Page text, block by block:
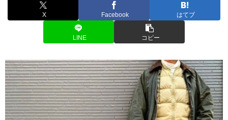
X Facebook はてブ
LINE コピー